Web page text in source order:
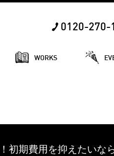
0120-270-
WORKS
初期費用を抑えたいな